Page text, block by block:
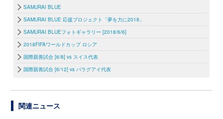
SAMURAI BLUE
SAMURAI BLUE 応援プロジェクト「夢を力に2018」
SAMURAI BLUEフォトギャラリー [2018/6/6]
2018FIFAワールドカップ ロシア
国際親善試合 [6/8] vs スイス代表
国際親善試合 [6/12] vs パラグアイ代表
関連ニュース